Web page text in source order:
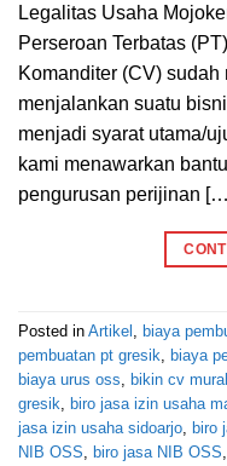
Legalitas Usaha
Perseroan Terbatas
Komanditer (CV)
menjalankan suatu
menjadi syarat utama/
kami menawarkan
pengurusan perijinan
Posted in Artikel , biaya
pembuatan pt gresik, biaya
biaya urus oss, bikin cv
gresik, biro jasa izin usaha
jasa izin usaha sidoarjo, biro
NIB OSS, biro jasa NIB OSS,